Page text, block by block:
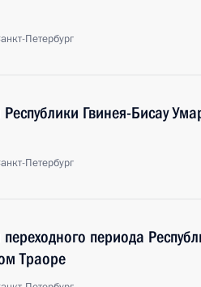
Петербург
Гвинея-Бисау
Петербург
периода
Траоре